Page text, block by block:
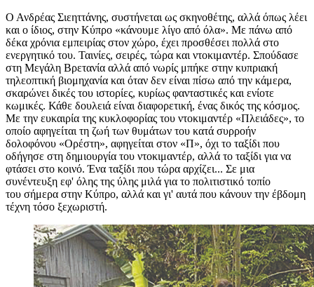
Ο Ανδρέας Σιεηττάνης, συστήνεται ως σκηνοθέτης, αλλά όπως λέει
και ο ίδιος, στην Κύπρο «κάνουμε λίγο από όλα». Με πάνω από
δέκα χρόνια εμπειρίας στον χώρο, έχει προσθέσει πολλά στο
ενεργητικό του. Ταινίες, σειρές, τώρα και ντοκιμαντέρ. Σπούδασε
στη Μεγάλη Βρετανία αλλά από νωρίς μπήκε στην κυπριακή
τηλεοπτική βιομηχανία και όταν δεν είναι πίσω από την κάμερα,
σκαρώνει δικές του ιστορίες, κυρίως φανταστικές και ενίοτε
κωμικές. Κάθε δουλειά είναι διαφορετική, ένας δικός της κόσμος.
Με την ευκαιρία της κυκλοφορίας του ντοκιμαντέρ «Πλειάδες», το
οποίο αφηγείται τη ζωή των θυμάτων του κατά συρροήν
δολοφόνου «Ορέστη», αφηγείται στον «Π», όχι το ταξίδι που
οδήγησε στη δημιουργία του ντοκιμαντέρ, αλλά το ταξίδι για να
φτάσει στο κοινό. Ένα ταξίδι που τώρα αρχίζει... Σε μια
συνέντευξη εφ' όλης της ύλης μιλά για το πολιτιστικό τοπίο
του σήμερα στην Κύπρο, αλλά και γι' αυτά που κάνουν την έβδομη
τέχνη τόσο ξεχωριστή.